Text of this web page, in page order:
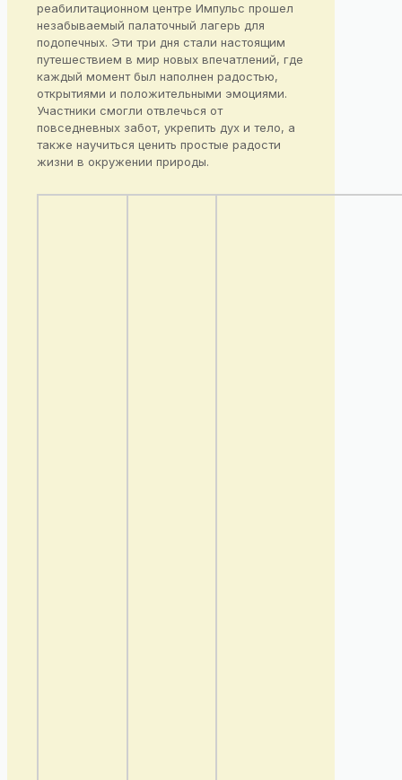
реабилитационном центре Импульс прошел
незабываемый палаточный лагерь для
подопечных. Эти три дня стали настоящим
путешествием в мир новых впечатлений, где
каждый момент был наполнен радостью,
открытиями и положительными эмоциями.
Участники смогли отвлечься от
повседневных забот, укрепить дух и тело, а
также научиться ценить простые радости
жизни в окружении природы.